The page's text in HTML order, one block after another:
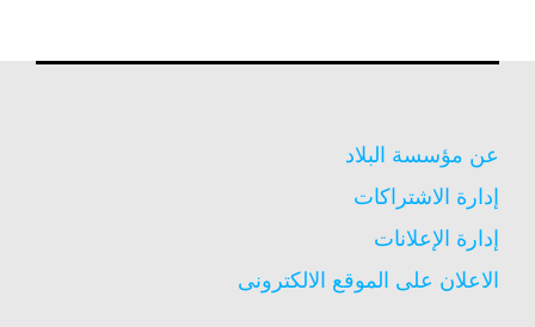
عن مؤسسة البلاد
إدارة الاشتراكات
إدارة الإعلانات
الاعلان على الموقع الالكترونى